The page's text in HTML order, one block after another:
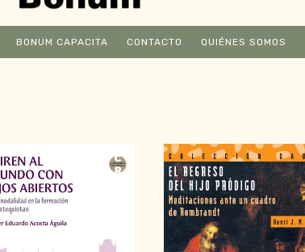
BONUM CAPACITA CONTACTO QUIÉNES SOMOS